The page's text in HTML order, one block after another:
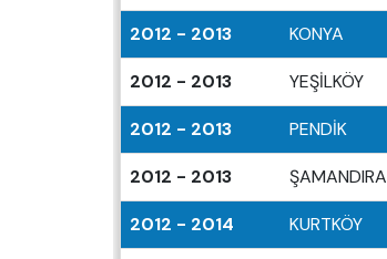
2012 - 2013 KONYA
2012 - 2013 YEŞİLKÖY
2012 - 2013 PENDİK
2012 - 2013 ŞAMANDIRA
2012 - 2014 KURTKÖY